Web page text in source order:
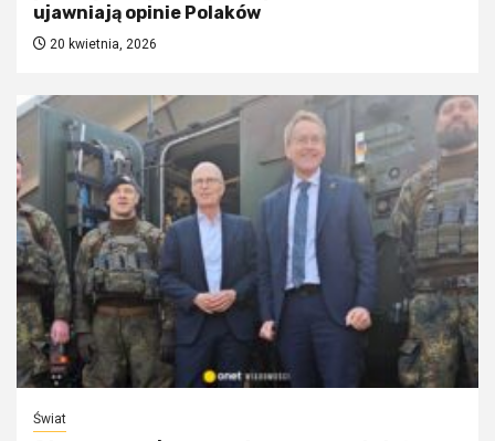
ujawniają opinie Polaków
20 kwietnia, 2026
Świat